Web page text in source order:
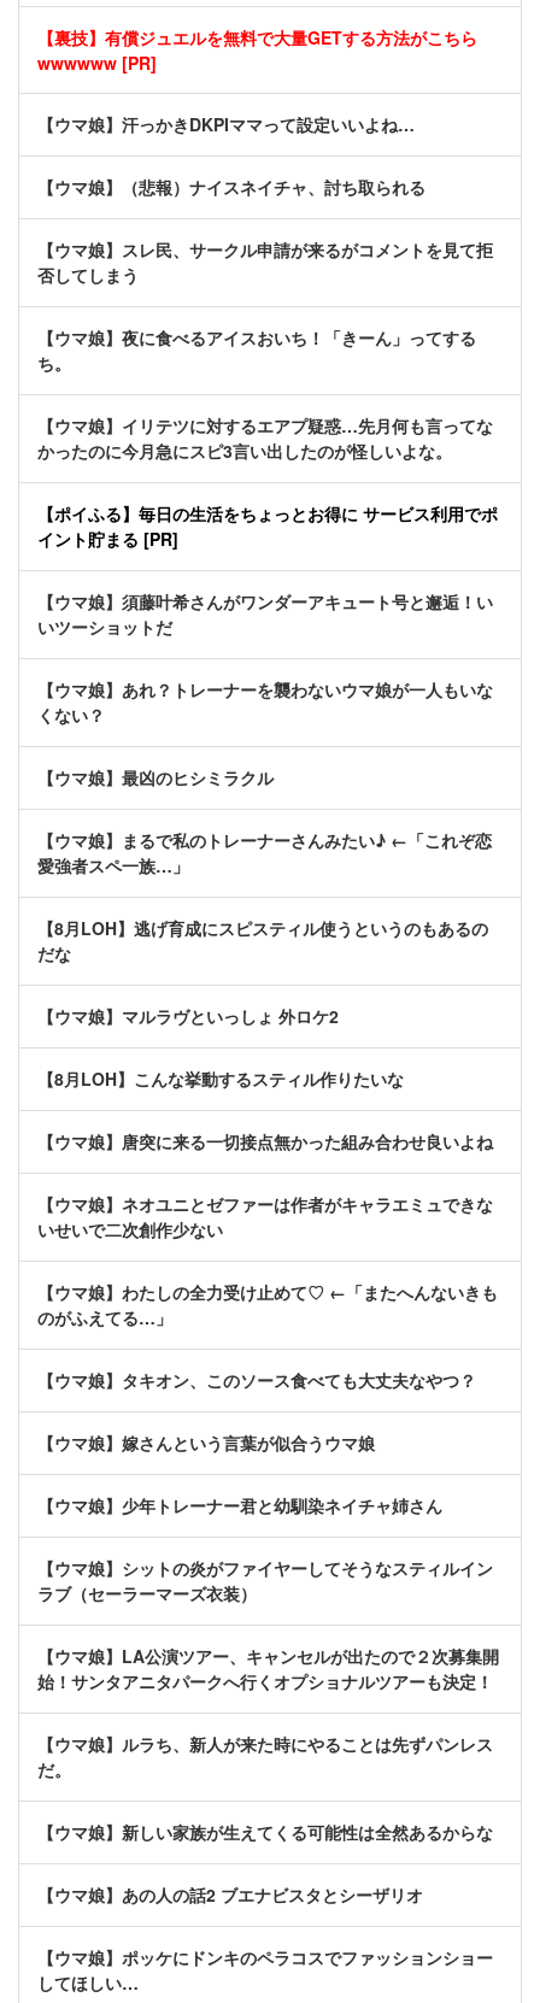
【裏技】有償ジュエルを無料で大量GETする方法がこちら
wwwwww [PR]
【ウマ娘】汗っかきDKPIママって設定いいよね…
【ウマ娘】（悲報）ナイスネイチャ、討ち取られる
【ウマ娘】スレ民、サークル申請が来るがコメントを見て拒
否してしまう
【ウマ娘】夜に食べるアイスおいち！「きーん」ってする
ち。
【ウマ娘】イリテツに対するエアプ疑惑…先月何も言ってな
かったのに今月急にスピ3言い出したのが怪しいよな。
【ポイふる】毎日の生活をちょっとお得に サービス利用でポ
イント貯まる [PR]
【ウマ娘】須藤叶希さんがワンダーアキュート号と邂逅！い
いツーショットだ
【ウマ娘】あれ？トレーナーを襲わないウマ娘が一人もいな
くない？
【ウマ娘】最凶のヒシミラクル
【ウマ娘】まるで私のトレーナーさんみたい♪ ←「これぞ恋
愛強者スペ一族…」
【8月LOH】逃げ育成にスピスティル使うというのもあるの
だな
【ウマ娘】マルラヴといっしょ 外ロケ2
【8月LOH】こんな挙動するスティル作りたいな
【ウマ娘】唐突に来る一切接点無かった組み合わせ良いよね
【ウマ娘】ネオユニとゼファーは作者がキャラエミュできな
いせいで二次創作少ない
【ウマ娘】わたしの全力受け止めて♡ ←「またへんないきも
のがふえてる…」
【ウマ娘】タキオン、このソース食べても大丈夫なやつ？
【ウマ娘】嫁さんという言葉が似合うウマ娘
【ウマ娘】少年トレーナー君と幼馴染ネイチャ姉さん
【ウマ娘】シットの炎がファイヤーしてそうなスティルイン
ラブ（セーラーマーズ衣装）
【ウマ娘】LA公演ツアー、キャンセルが出たので２次募集開
始！サンタアニタパークへ行くオプショナルツアーも決定！
【ウマ娘】ルラち、新人が来た時にやることは先ずパンレス
だ。
【ウマ娘】新しい家族が生えてくる可能性は全然あるからな
【ウマ娘】あの人の話2 ブエナビスタとシーザリオ
【ウマ娘】ポッケにドンキのペラコスでファッションショー
してほしい…